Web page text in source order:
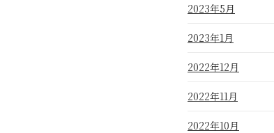
2023年5月
2023年1月
2022年12月
2022年11月
2022年10月